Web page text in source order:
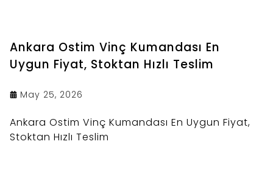
Ankara Ostim Vinç Kumandası En
Uygun Fiyat, Stoktan Hızlı Teslim
May 25, 2026
Ankara Ostim Vinç Kumandası En Uygun Fiyat,
Stoktan Hızlı Teslim